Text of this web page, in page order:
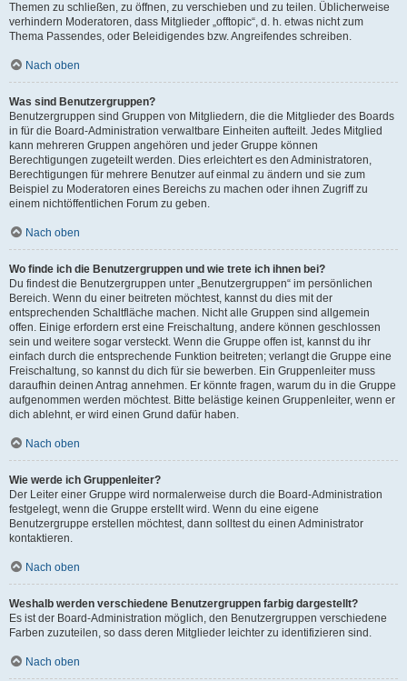
Themen zu schließen, zu öffnen, zu verschieben und zu teilen. Üblicherweise
verhindern Moderatoren, dass Mitglieder „offtopic“, d. h. etwas nicht zum
Thema Passendes, oder Beleidigendes bzw. Angreifendes schreiben.
Nach oben
Was sind Benutzergruppen?
Benutzergruppen sind Gruppen von Mitgliedern, die die Mitglieder des Boards
in für die Board-Administration verwaltbare Einheiten aufteilt. Jedes Mitglied
kann mehreren Gruppen angehören und jeder Gruppe können
Berechtigungen zugeteilt werden. Dies erleichtert es den Administratoren,
Berechtigungen für mehrere Benutzer auf einmal zu ändern und sie zum
Beispiel zu Moderatoren eines Bereichs zu machen oder ihnen Zugriff zu
einem nichtöffentlichen Forum zu geben.
Nach oben
Wo finde ich die Benutzergruppen und wie trete ich ihnen bei?
Du findest die Benutzergruppen unter „Benutzergruppen“ im persönlichen
Bereich. Wenn du einer beitreten möchtest, kannst du dies mit der
entsprechenden Schaltfläche machen. Nicht alle Gruppen sind allgemein
offen. Einige erfordern erst eine Freischaltung, andere können geschlossen
sein und weitere sogar versteckt. Wenn die Gruppe offen ist, kannst du ihr
einfach durch die entsprechende Funktion beitreten; verlangt die Gruppe eine
Freischaltung, so kannst du dich für sie bewerben. Ein Gruppenleiter muss
daraufhin deinen Antrag annehmen. Er könnte fragen, warum du in die Gruppe
aufgenommen werden möchtest. Bitte belästige keinen Gruppenleiter, wenn er
dich ablehnt, er wird einen Grund dafür haben.
Nach oben
Wie werde ich Gruppenleiter?
Der Leiter einer Gruppe wird normalerweise durch die Board-Administration
festgelegt, wenn die Gruppe erstellt wird. Wenn du eine eigene
Benutzergruppe erstellen möchtest, dann solltest du einen Administrator
kontaktieren.
Nach oben
Weshalb werden verschiedene Benutzergruppen farbig dargestellt?
Es ist der Board-Administration möglich, den Benutzergruppen verschiedene
Farben zuzuteilen, so dass deren Mitglieder leichter zu identifizieren sind.
Nach oben